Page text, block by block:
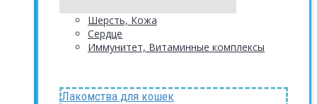
Шерсть, Кожа
Сердце
Иммунитет, Витаминные комплексы
Лакомства для кошек